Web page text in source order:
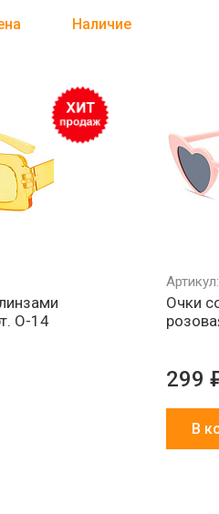
Наличие
О-14
Очки
299
В